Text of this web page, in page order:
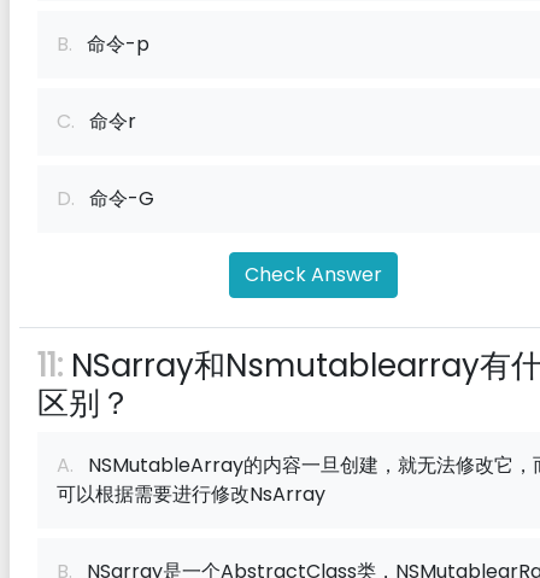
B. 命令-p
C. 命令r
D. 命令-G
Check Answer
11: NSarray和Nsmutablearray有
区别？
A. NSMutableArray的内容一旦创建，就无法修改它，
可以根据需要进行修改NsArray
B. NSarray是一个AbstractClass类，